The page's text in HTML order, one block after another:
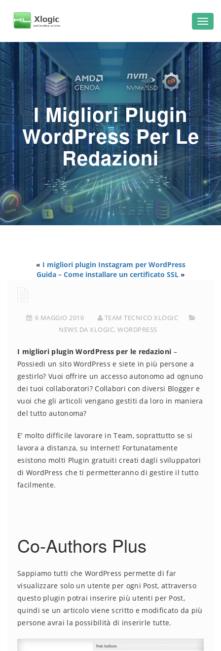
I Migliori Plugin
WordPress Per Le
Redazioni
« I migliori plugin Instagram per WordPress
Guida – Come installare un certificato SSL»
6 MAGGIO 2016
TEAM TECNICO XLOGIC
NEWS DA XLOGIC,WORDPRESS
I migliori plugin WordPress per le redazioni –
Possiedi un sito WordPress e siete in più persone a
gestirlo? Vuoi offrire un accesso autonomo ad ognuno
dei tuoi collaboratori? Collabori con diversi Blogger e
vuoi che gli articoli vengano gestiti da loro in maniera
del tutto autonoma?
E’ molto difficile lavorare in Team, soprattutto se si
lavora a distanza, su Internet! Fortunatamente
esistono molti Plugin gratuiti creati dagli sviluppatori
di WordPress che ti permetteranno di gestire il tutto
facilmente.
Co-Authors Plus
Sappiamo tutti che WordPress permette di far
visualizzare solo un utente per ogni Post, attraverso
questo plugin potrai inserire più utenti per Post,
quindi se un articolo viene scritto e modificato da più
persone avrai la possibilità di inserirle tutte.